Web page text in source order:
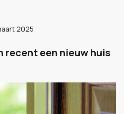
2025
recent een nieuw huis